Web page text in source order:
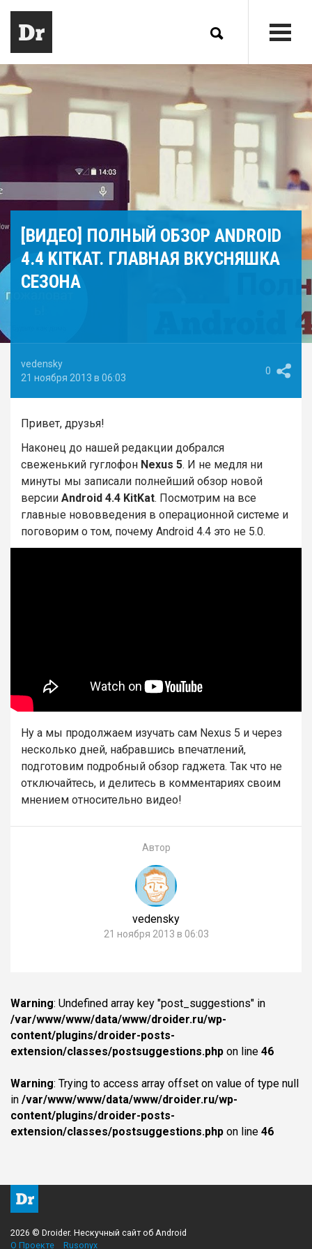
[ВИДЕО] ПОЛНЫЙ ОБЗОР ANDROID
4.4 KITKAT. ГЛАВНАЯ ВКУСНЯШКА
СЕЗОНА
vedensky
21 ноября 2013 в 06:03
0
Привет, друзья!
Наконец до нашей редакции добрался
свеженький гуглофон Nexus 5. И не медля ни
минуты мы записали полнейший обзор новой
версии Android 4.4 KitKat. Посмотрим на все
главные нововведения в операционной системе и
поговорим о том, почему Android 4.4 это не 5.0.
Ну а мы продолжаем изучать сам Nexus 5 и через
несколько дней, набравшись впечатлений,
подготовим подробный обзор гаджета. Так что не
отключайтесь, и делитесь в комментариях своим
мнением относительно видео!
Автор
vedensky
21 ноября 2013 в 06:03
Warning: Undefined array key "post_suggestions" in
/var/www/www/data/www/droider.ru/wp-
content/plugins/droider-posts-
extension/classes/postsuggestions.php on line 46
Warning: Trying to access array offset on value of type null
in /var/www/www/data/www/droider.ru/wp-
content/plugins/droider-posts-
extension/classes/postsuggestions.php on line 46
2026 © Droider. Нескучный сайт об Android
О Проекте
Rusonyx